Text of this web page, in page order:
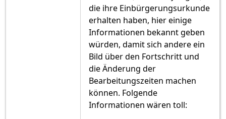
die ihre Einbürgerungsurkunde
erhalten haben, hier einige
Informationen bekannt geben
würden, damit sich andere ein
Bild über den Fortschritt und
die Änderung der
Bearbeitungszeiten machen
können. Folgende
Informationen wären toll: